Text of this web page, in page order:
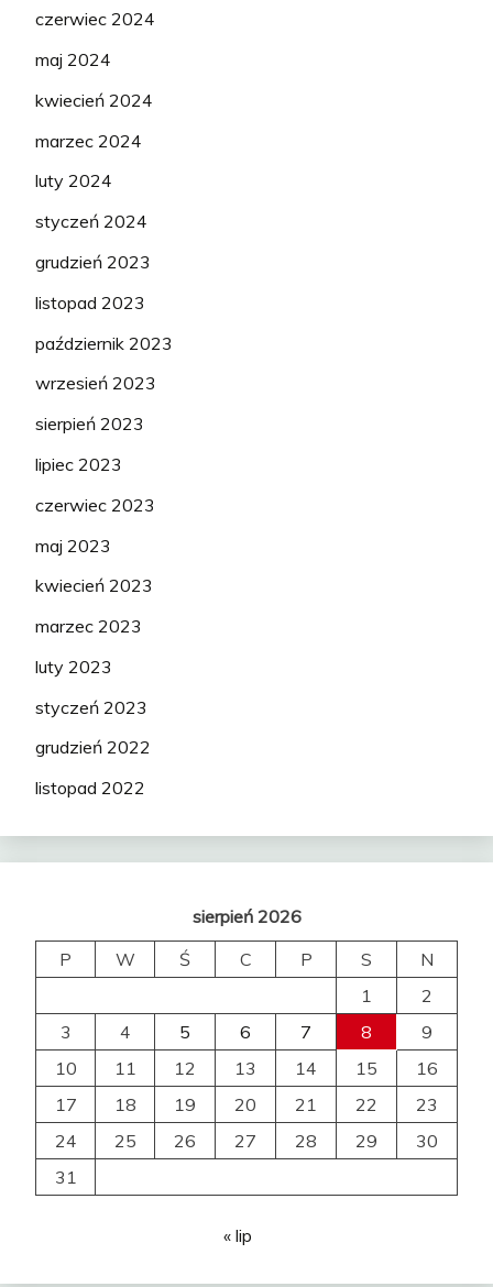
czerwiec 2024
maj 2024
kwiecień 2024
marzec 2024
luty 2024
styczeń 2024
grudzień 2023
listopad 2023
październik 2023
wrzesień 2023
sierpień 2023
lipiec 2023
czerwiec 2023
maj 2023
kwiecień 2023
marzec 2023
luty 2023
styczeń 2023
grudzień 2022
listopad 2022
sierpień 2026
P
W Ś C P S
N
1
2
3
4 5 6 7 8
9
10
11 12 13 14 15
16
17
18 19 20 21 22
23
24
25 26 27 28 29
30
31
« lip